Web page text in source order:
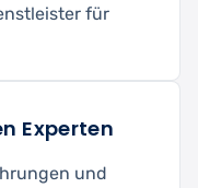
für
Experten
und